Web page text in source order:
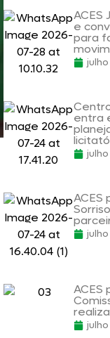
ACES
e
para
entra
ACES
ACES